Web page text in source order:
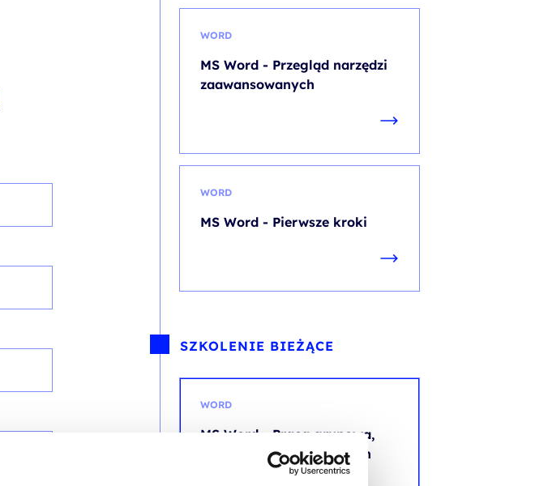
WORD
MS Word - Przegląd narzędzi
zaawansowanych
WORD
MS Word - Pierwsze kroki
SZKOLENIE BIEŻĄCE
WORD
MS Word - Praca grupowa,
tworzenie profesjonalnych
dokumentów i szablonów